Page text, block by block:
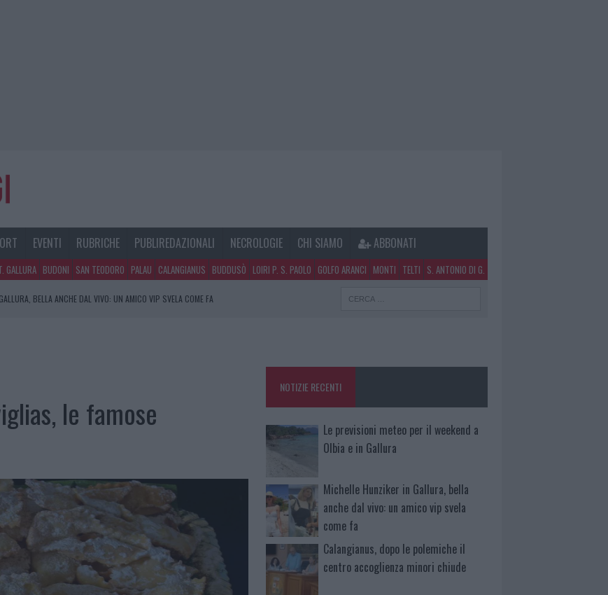
EVENTI RUBRICHE PUBLIREDAZIONALI NECROLOGIE CHI SIAMO ABBONATI
GALLURA BUDONI SAN TEODORO PALAU CALANGIANUS BUDDUSÒ LOIRI P. S. PAOLO GOLFO ARANCI MONTI TELTI S. ANTONIO DI G.
BELLA ANCHE DAL VIVO: UN AMICO VIP SVELA COME FA
le famose
NOTIZIE RECENTI
Le previsioni meteo per il weekend a
Olbia e in Gallura
Michelle Hunziker in Gallura, bella
anche dal vivo: un amico vip svela
come fa
Calangianus, dopo le polemiche il
centro accoglienza minori chiude